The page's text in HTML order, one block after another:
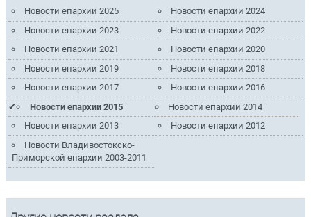
Новости епархии 2025
Новости епархии 2024
Новости епархии 2023
Новости епархии 2022
Новости епархии 2021
Новости епархии 2020
Новости епархии 2019
Новости епархии 2018
Новости епархии 2017
Новости епархии 2016
Новости епархии 2015
Новости епархии 2014
Новости епархии 2013
Новости епархии 2012
Новости Владивостокско-
Приморской епархии 2003-2011